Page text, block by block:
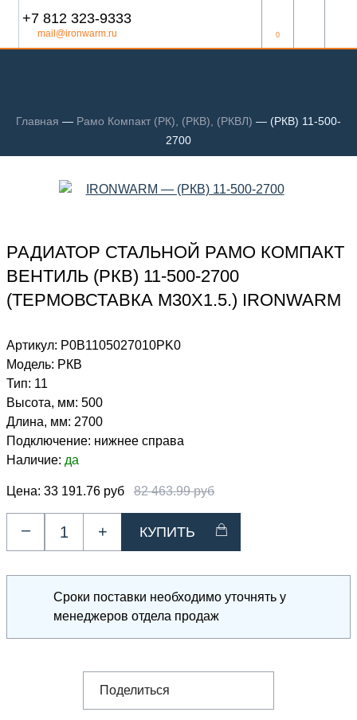
+7 812 323-9333
mail@ironwarm.ru 0
Главная — Рамо Компакт (РК), (РКВ), (РКВЛ) — (РКВ) 11-500-
2700
РАДИАТОР СТАЛЬНОЙ РАМО КОМПАКТ
ВЕНТИЛЬ (РКВ) 11-500-2700
(ТЕРМОВСТАВКА М30Х1.5.) IRONWARM
Артикул: Р0В1105027010PK0
Модель: РКВ
Тип: 11
Высота, мм: 500
Длина, мм: 2700
Подключение: нижнее справа
Наличие: да
Цена: 33 191.76 руб 82 463.99 руб
– +
Сроки поставки необходимо уточнять у
менеджеров отдела продаж
Поделиться